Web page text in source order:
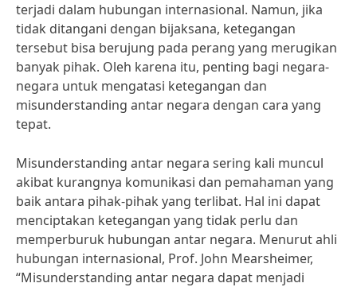
terjadi dalam hubungan internasional. Namun, jika
tidak ditangani dengan bijaksana, ketegangan
tersebut bisa berujung pada perang yang merugikan
banyak pihak. Oleh karena itu, penting bagi negara-
negara untuk mengatasi ketegangan dan
misunderstanding antar negara dengan cara yang
tepat.
Misunderstanding antar negara sering kali muncul
akibat kurangnya komunikasi dan pemahaman yang
baik antara pihak-pihak yang terlibat. Hal ini dapat
menciptakan ketegangan yang tidak perlu dan
memperburuk hubungan antar negara. Menurut ahli
hubungan internasional, Prof. John Mearsheimer,
“Misunderstanding antar negara dapat menjadi